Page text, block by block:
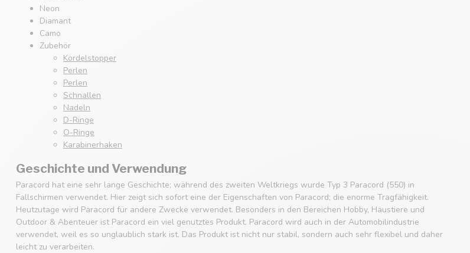
Neon
Diamant
Camo
Zubehör
Kordelstopper
Perlen
Perlen
Schnallen
Nadeln
D-Ringe
O-Ringe
Karabinerhaken
Geschichte und Verwendung
Paracord hat eine sehr lange Geschichte; während des zweiten Weltkriegs wurde Typ 3 Paracord (550) in
Fallschirmen verwendet. Hier zeigt sich sofort eine der Eigenschaften von Paracord; die enorme Tragfähigkeit.
Heutzutage wird Paracord für andere Zwecke verwendet. Besonders in den Bereichen Hobby, Haustiere und
Outdoor & Abenteuer ist Paracord ein viel genutztes Produkt. Paracord wird auch in der Automobilindustrie
verwendet, weil es so unglaublich stark ist. Das Produkt ist nicht nur stabil, sondern auch sehr flexibel und daher
leicht zu verarbeiten.